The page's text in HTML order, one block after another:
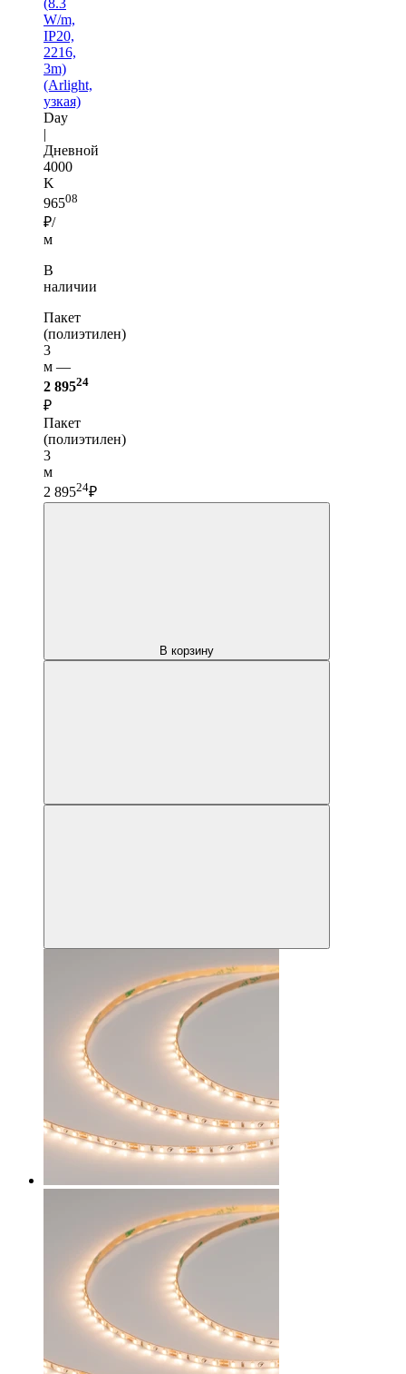
W/m,
IP20,
2216,
3m)
(Arlight,
узкая)
Day
|
Дневной
4000
K
96508
₽/
м
В
наличии
Пакет
(полиэтилен)
3
м —
2 89524
₽
Пакет
(полиэтилен)
3
м
2 89524₽
В корзину